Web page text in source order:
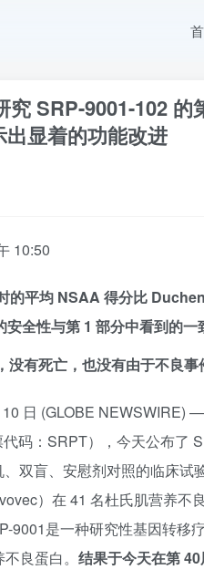
SRP-9001-102
显着的功能改进
10:50
的平均 NSAA 得分比
全性与第 1 部分中看到的一
有死亡，也没有由于不良事
日 (GLOBE NEWSWIRE)
码：SRPT），今天公布了
双盲、安慰剂对照的临床试
）在 41 名杜氏肌营养不
9001是一种研究性基因转移
良蛋白。 结果于今天在第 40